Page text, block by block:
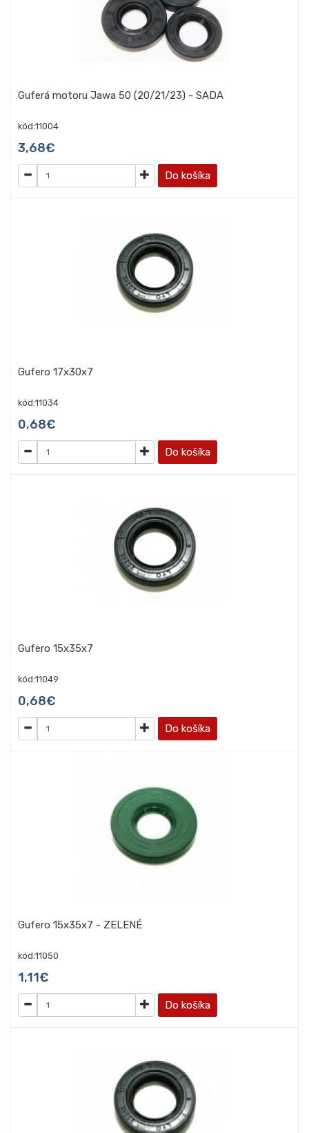
Guferá motoru Jawa 50 (20/21/23) - SADA
kód:11004
3,68€
Do košíka
Gufero 17x30x7
kód:11034
0,68€
Do košíka
Gufero 15x35x7
kód:11049
0,68€
Do košíka
Gufero 15x35x7 - ZELENÉ
kód:11050
1,11€
Do košíka